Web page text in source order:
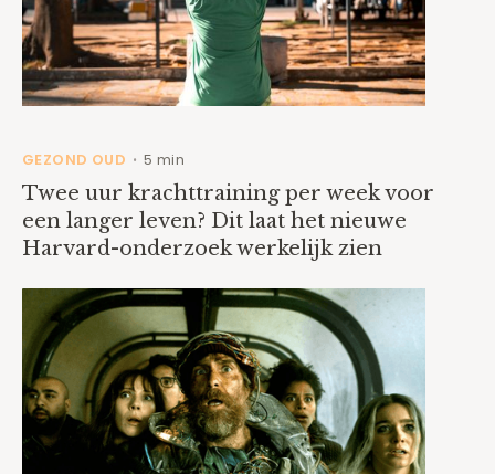
GEZOND OUD • 5 min
Twee uur krachttraining per week voor
een langer leven? Dit laat het nieuwe
Harvard-onderzoek werkelijk zien